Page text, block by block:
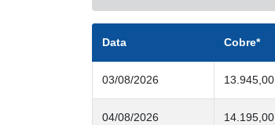
Data Cobre*
03/08/2026 13.945,00
04/08/2026 14.195,00